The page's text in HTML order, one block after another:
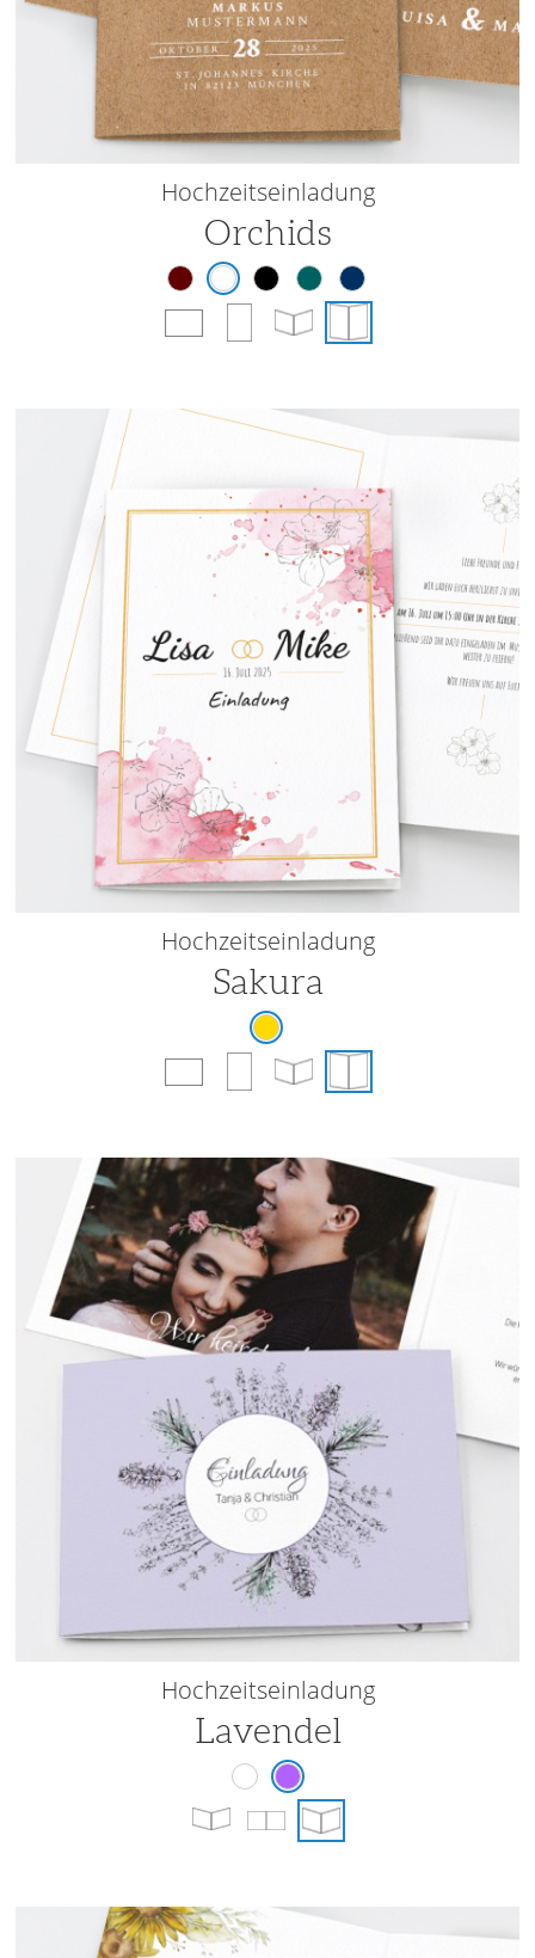
Hochzeitseinladung
Orchids
Hochzeitseinladung
Sakura
Hochzeitseinladung
Lavendel